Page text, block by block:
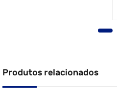
Produtos relacionados